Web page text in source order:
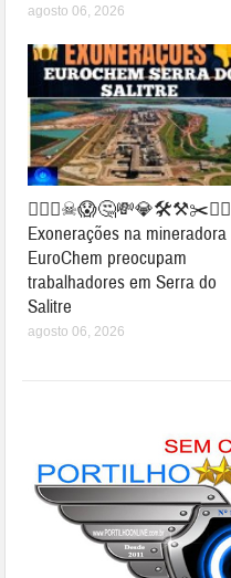
agosto 06, 2026
👉🏻👀☠😱🤔💸💎🛠⚒✂⛓‍💥
Exonerações na mineradora
EuroChem preocupam
trabalhadores em Serra do
Salitre
agosto 06, 2026